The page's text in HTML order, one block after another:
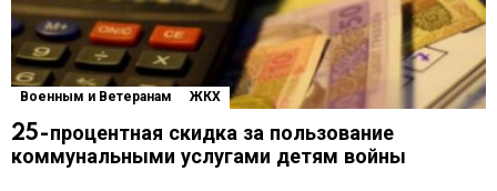
Военным и Ветеранам ЖКХ
25-процентная скидка за пользование
коммунальными услугами детям войны